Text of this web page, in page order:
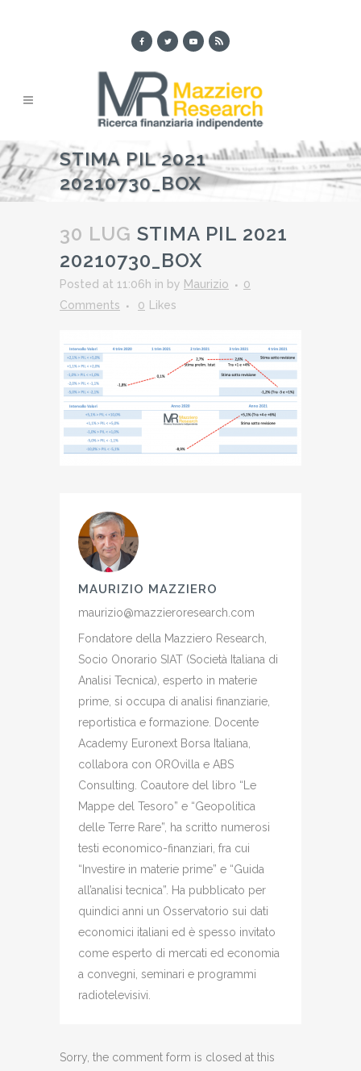
STIMA PIL 2021
20210730_BOX
30 LUG STIMA PIL 2021
20210730_BOX
Posted at 11:06h in by Maurizio
0
Comments
0 Likes
MAURIZIO MAZZIERO
maurizio@mazzieroresearch.com
Fondatore della Mazziero Research,
Socio Onorario SIAT (Società Italiana di
Analisi Tecnica), esperto in materie
prime, si occupa di analisi finanziarie,
reportistica e formazione. Docente
Academy Euronext Borsa Italiana,
collabora con OROvilla e ABS
Consulting. Coautore del libro “Le
Mappe del Tesoro” e “Geopolitica
delle Terre Rare”, ha scritto numerosi
testi economico-finanziari, fra cui
“Investire in materie prime” e “Guida
all’analisi tecnica”. Ha pubblicato per
quindici anni un Osservatorio sui dati
economici italiani ed è spesso invitato
come esperto di mercati ed economia
a convegni, seminari e programmi
radiotelevisivi.
Sorry, the comment form is closed at this